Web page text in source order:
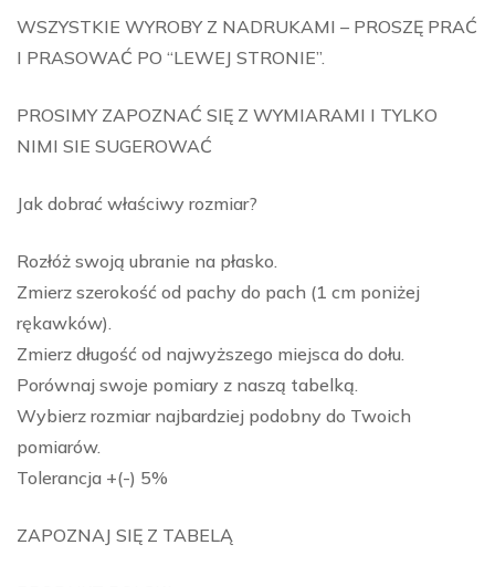
WSZYSTKIE WYROBY Z NADRUKAMI – PROSZĘ PRAĆ
I PRASOWAĆ PO “LEWEJ STRONIE”.
PROSIMY ZAPOZNAĆ SIĘ Z WYMIARAMI I TYLKO
NIMI SIE SUGEROWAĆ
Jak dobrać właściwy rozmiar?
Rozłóż swoją ubranie na płasko.
Zmierz szerokość od pachy do pach (1 cm poniżej
rękawków).
Zmierz długość od najwyższego miejsca do dołu.
Porównaj swoje pomiary z naszą tabelką.
Wybierz rozmiar najbardziej podobny do Twoich
pomiarów.
Tolerancja +(-) 5%
ZAPOZNAJ SIĘ Z TABELĄ